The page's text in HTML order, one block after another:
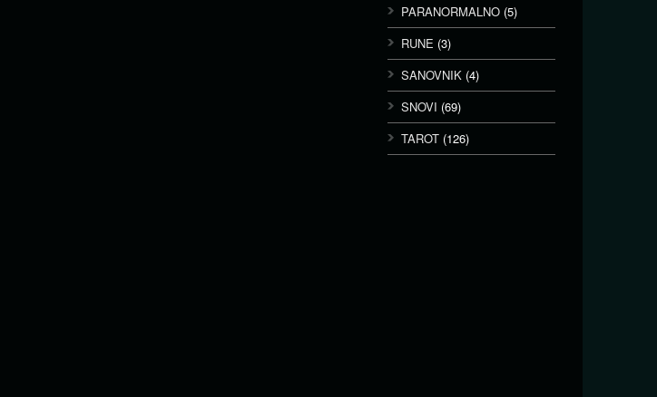
PARANORMALNO (5)
RUNE (3)
SANOVNIK (4)
SNOVI (69)
TAROT (126)